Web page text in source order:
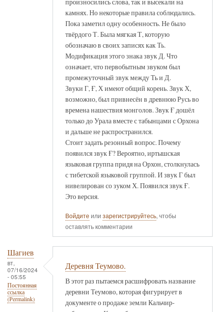
камнях. Но некоторые правила соблюдались.
Пока заметил одну особенность. Не было
твёрдого Т. Была мягкая Т, которую
обозначаю в своих записях как Ть.
Модификация этого знака звук Д. Что
означает, что первобытным звуком был
промежуточный звук между Ть и Д.
Звуки Г, Ғ, Х имеют общий корень. Звук Х,
возможно, был привнесён в древнюю Русь во
времена нашествия монголов. Звук Ғ дошёл
только до Урала вместе с табынцами с Орхона
и дальше не распространился.
Стоит задать резонный вопрос. Почему
появился звук Ғ? Вероятно, иртышская
языковая группа придя на Орхон, столкнулась
с тибетской языковой группой. И звук Г был
нивелирован со зуком Х. Появился звук Ғ.
Это версия.
Войдите или зарегистрируйтесь, чтобы
оставлять комментарии
Шагиев
вт,
07/16/2024
- 05:55
Постоянная
ссылка
(Permalink)
Деревня Теумово.
В этот раз пытаемся расшифровать название
деревни Теумово, которая фигурирует в
документе о продаже земли Кальчир-